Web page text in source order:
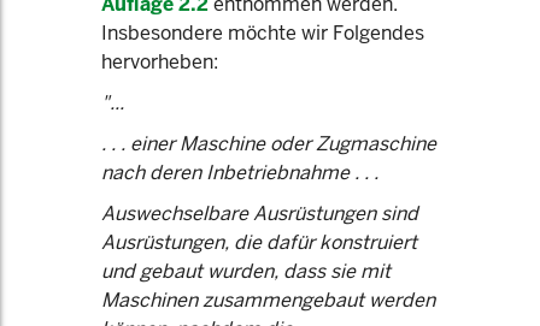
Insbesondere möchte wir Folgendes
hervorheben:
"...
. . . einer Maschine oder Zugmaschine
nach deren Inbetriebnahme . . .
Auswechselbare Ausrüstungen sind
Ausrüstungen, die dafür konstruiert
und gebaut wurden, dass sie mit
Maschinen zusammengebaut werden